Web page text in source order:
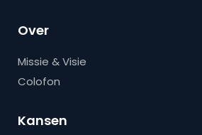
Over
Missie & Visie
Colofon
Kansen